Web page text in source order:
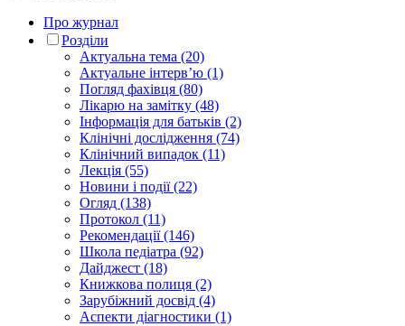
Про журнал
Розділи
Актуальна тема (20)
Актуальне інтерв’ю (1)
Погляд фахівця (80)
Лікарю на замітку (48)
Інформація для батьків (2)
Клінічні дослідження (74)
Клінічний випадок (11)
Лекція (55)
Новини і події (22)
Огляд (138)
Протокол (11)
Рекомендації (146)
Школа педіатра (92)
Дайджест (18)
Книжкова полиця (2)
Зарубіжний досвід (4)
Аспекти діагностики (1)